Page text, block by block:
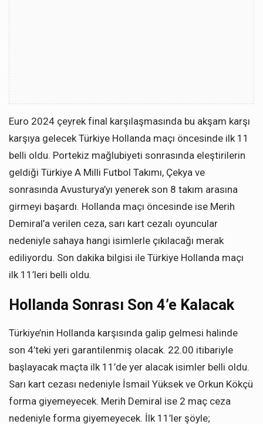
Euro 2024 çeyrek final karşılaşmasında bu akşam karşı
karşıya gelecek Türkiye Hollanda maçı öncesinde ilk 11
belli oldu. Portekiz mağlubiyeti sonrasında eleştirilerin
geldiği Türkiye A Milli Futbol Takımı, Çekya ve
sonrasında Avusturya’yı yenerek son 8 takım arasına
girmeyi başardı. Hollanda maçı öncesinde ise Merih
Demiral’a verilen ceza, sarı kart cezalı oyuncular
nedeniyle sahaya hangi isimlerle çıkılacağı merak
ediliyordu. Son dakika bilgisi ile Türkiye Hollanda maçı
ilk 11’leri belli oldu.
Hollanda Sonrası Son 4’e Kalacak
Türkiye’nin Hollanda karşısında galip gelmesi halinde
son 4’teki yeri garantilenmiş olacak. 22.00 itibariyle
başlayacak maçta ilk 11’de yer alacak isimler belli oldu.
Sarı kart cezası nedeniyle İsmail Yüksek ve Orkun Kökçü
forma giyemeyecek. Merih Demiral ise 2 maç ceza
nedeniyle forma giyemeyecek. İlk 11’ler şöyle;